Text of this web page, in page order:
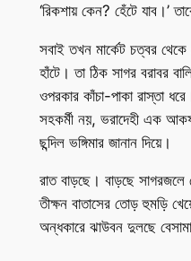
‘রিকশায় কেন? হেঁটে যাব।’
সবাই তখন মার্কেট চত্বর থেকে
হাঁটে। তা ঠিক সাগর বরাবর
ওপরকার কাঁচা-পাকা রাস্তা
সহকর্মী নয়, ভরাদেহী এক
ছন্দিল ভঙ্গিমার জানান দিয়ে।
রাত বাড়ছে। বাড়ছে
তীক্ষন বাতাসের তোড় হুমড়ি
অন্ধকারে ঝাউবন দুলছে